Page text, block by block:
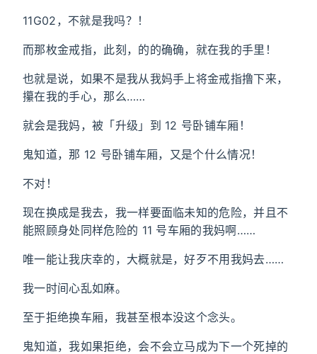
11G02，不就是我吗？！
而那枚金戒指，此刻，的的确确，就在我的手里！
也就是说，如果不是我从我妈手上将金戒指撸下来，
攥在我的手心，那么……
就会是我妈，被「升级」到 12 号卧铺车厢！
鬼知道，那 12 号卧铺车厢，又是个什么情况！
不对！
现在换成是我去，我一样要面临未知的危险，并且不
能照顾身处同样危险的 11 号车厢的我妈啊……
唯一能让我庆幸的，大概就是，好歹不用我妈去……
我一时间心乱如麻。
至于拒绝换车厢，我甚至根本没这个念头。
鬼知道，我如果拒绝，会不会立马成为下一个死掉的